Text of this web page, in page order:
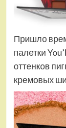
Пришло
палетки
оттенков
кремовых